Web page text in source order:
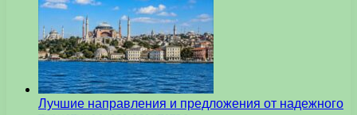
Лучшие направления и предложения от надежного